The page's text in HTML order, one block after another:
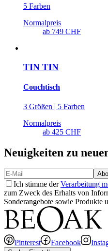
5 Farben
Normalpreis
ab 749 CHF
TIN TIN
Couchtisch
3 Größen | 5 Farben
Normalpreis
ab 425 CHF
Neuigkeiten zu
Ich stimme derVerarbeitung
zum Zweck des Erhalts von
Sonderangebote sowie Produkte
Pinterest Facebook